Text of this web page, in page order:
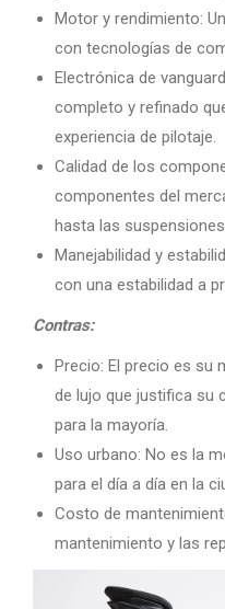
Motor y rendimiento:
con tecnologías de
Electrónica de
completo y refinado
experiencia de pilotaje.
Calidad de los
componentes del
hasta las
Manejabilidad y
con una estabilidad a
Contras:
Precio: El precio es su
de lujo que justifica su
para la mayoría.
Uso urbano: No es la
para el día a día en la
Costo de
mantenimiento y las